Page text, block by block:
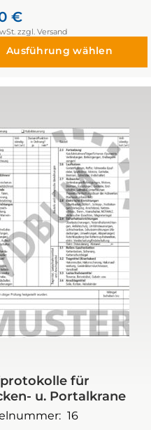
€
Ausführung wählen
für
u. Portalkrane
16